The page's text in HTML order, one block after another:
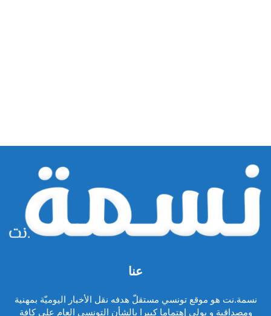
عنا
نسمة.نت هو موقع تونسي مستقلّ هدفه نقل الأخبار اليوميّة بمهنية
ومصداقية و يولي إهتماما كبيرا بالشأن التونسي العام على كافة